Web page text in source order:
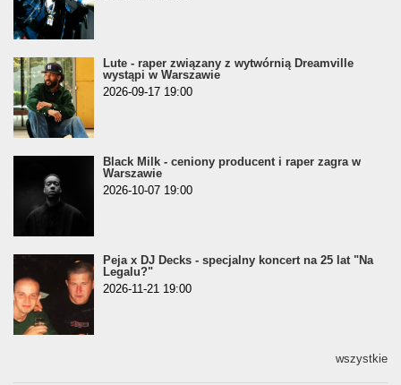
Lute - raper związany z wytwórnią Dreamville
wystąpi w Warszawie
2026-09-17 19:00
Black Milk - ceniony producent i raper zagra w
Warszawie
2026-10-07 19:00
Peja x DJ Decks - specjalny koncert na 25 lat "Na
Legalu?"
2026-11-21 19:00
wszystkie